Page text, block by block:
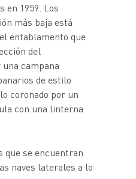
en 1959. Los
más baja está
entablamento que
del
campana
de estilo
coronado por un
con una linterna
que se encuentran
naves laterales a lo